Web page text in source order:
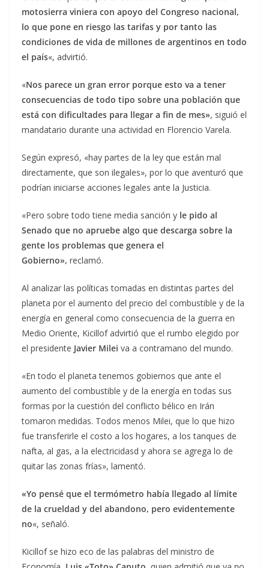
motosierra viniera con apoyo del Congreso nacional,
lo que pone en riesgo las tarifas y por tanto las
condiciones de vida de millones de argentinos en todo
el país«, advirtió.
«Nos parece un gran error porque esto va a tener
consecuencias de todo tipo sobre una población que
está con dificultades para llegar a fin de mes», siguió el
mandatario durante una actividad en Florencio Varela.
Según expresó, «hay partes de la ley que están mal
directamente, que son ilegales», por lo que aventuró que
podrían iniciarse acciones legales ante la Justicia.
«Pero sobre todo tiene media sanción y le pido al
Senado que no apruebe algo que descarga sobre la
gente los problemas que genera el
Gobierno», reclamó.
Al analizar las políticas tomadas en distintas partes del
planeta por el aumento del precio del combustible y de la
energía en general como consecuencia de la guerra en
Medio Oriente, Kicillof advirtió que el rumbo elegido por
el presidente Javier Milei va a contramano del mundo.
«En todo el planeta tenemos gobiernos que ante el
aumento del combustible y de la energía en todas sus
formas por la cuestión del conflicto bélico en Irán
tomaron medidas. Todos menos Milei, que lo que hizo
fue transferirle el costo a los hogares, a los tanques de
nafta, al gas, a la electricidasd y ahora se agrega lo de
quitar las zonas frías», lamentó.
«Yo pensé que el termómetro había llegado al límite
de la crueldad y del abandono, pero evidentemente
no«, señaló.
Kicillof se hizo eco de las palabras del ministro de